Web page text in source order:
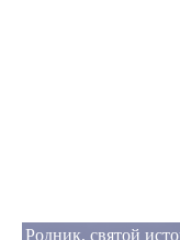
Родник, святой